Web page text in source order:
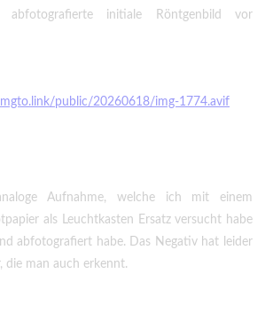
abfotografierte initiale Röntgenbild vor
public/20260618/img-1774.avif
Aufnahme, welche ich mit einem
als Leuchtkasten Ersatz versucht habe
abfotografiert habe. Das Negativ hat leider
die man auch erkennt.